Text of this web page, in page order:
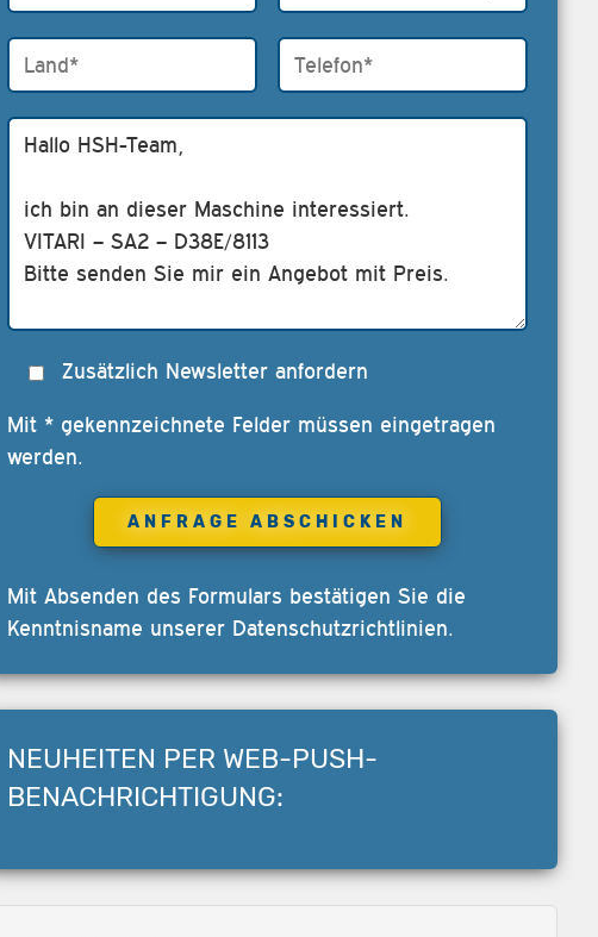
Zusätzlich Newsletter anfordern
Mit * gekennzeichnete Felder müssen eingetragen
werden.
Mit Absenden des Formulars bestätigen Sie die
Kenntnisname unserer Datenschutzrichtlinien.
NEUHEITEN PER WEB-PUSH-
BENACHRICHTIGUNG: